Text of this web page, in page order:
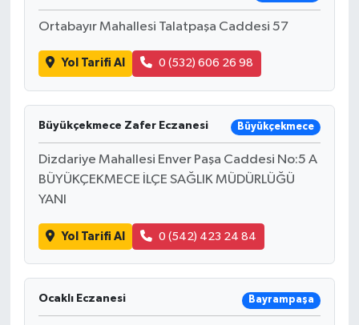
Ortabayır Mahallesi Talatpaşa Caddesi 57
Yol Tarifi Al 0 (532) 606 26 98
Büyükçekmece Zafer Eczanesi Büyükçekmece
Dizdariye Mahallesi Enver Paşa Caddesi No:5 A
BÜYÜKÇEKMECE İLÇE SAĞLIK MÜDÜRLÜĞÜ
YANI
Yol Tarifi Al 0 (542) 423 24 84
Ocaklı Eczanesi Bayrampaşa